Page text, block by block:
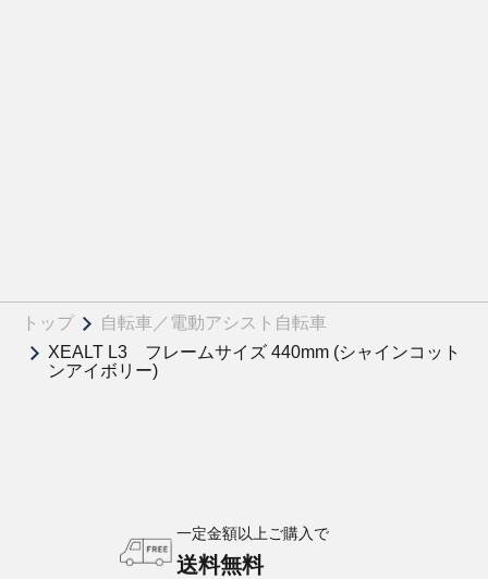
トップ
自転車／電動アシスト自転車
XEALT L3 フレームサイズ 440mm (シャインコット
ンアイボリー)
一定金額以上ご購入で
送料無料